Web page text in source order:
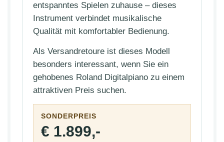
entspanntes Spielen zuhause – dieses
Instrument verbindet musikalische
Qualität mit komfortabler Bedienung.
Als Versandretoure ist dieses Modell
besonders interessant, wenn Sie ein
gehobenes Roland Digitalpiano zu einem
attraktiven Preis suchen.
SONDERPREIS
€ 1.899,-